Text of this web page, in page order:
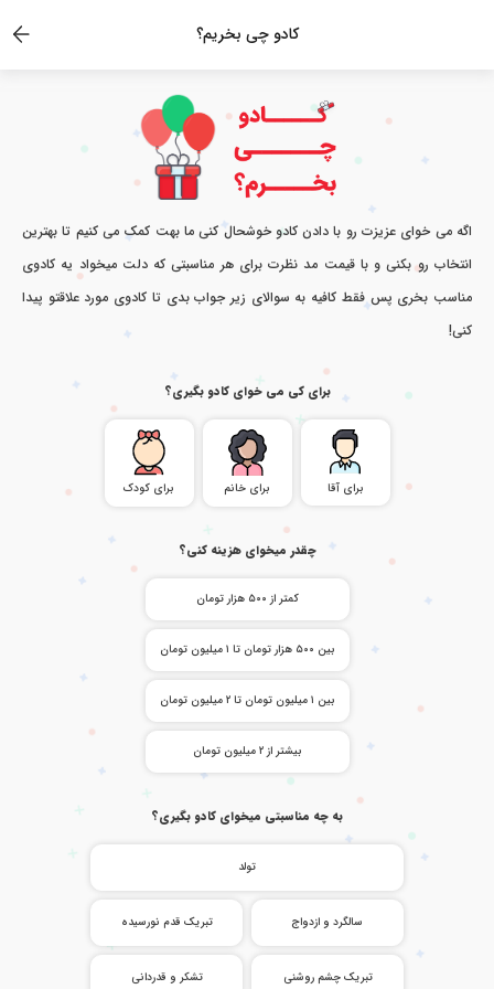
کادو چی بخریم؟
اگه می خوای عزیزت رو با دادن کادو خوشحال کنی ما بهت کمک می کنیم تا بهترین
انتخاب رو بکنی و با قیمت مد نظرت برای هر مناسبتی که دلت میخواد یه کادوی
مناسب بخری پس فقط کافیه به سوالای زیر جواب بدی تا کادوی مورد علاقتو پیدا
کنی!
برای کی می خوای کادو بگیری؟
برای آقا برای خانم برای کودک
چقدر میخوای هزینه کنی؟
کمتر از ۵۰۰ هزار تومان
بین ۵۰۰ هزار تومان تا ۱ میلیون تومان
بین ۱ میلیون تومان تا ۲ میلیون تومان
بیشتر از ۲ میلیون تومان
به چه مناسبتی میخوای کادو بگیری؟
تولد
سالگرد و ازدواج تبریک قدم نورسیده
تبریک چشم روشنی تشکر و قدردانی